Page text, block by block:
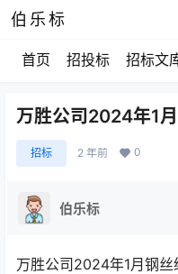
伯乐标
首页 招投标 招标文
万胜公司2024年1
招标 2 年前 0
伯乐标
万胜公司2024年1月钢